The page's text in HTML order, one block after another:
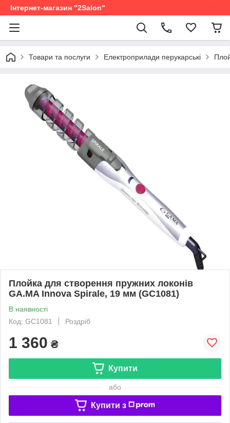
Інтернет-магазин "2Salon"
Товари та послуги Електроприлади перукарські
Плойка для створення пружних локонів
GA.MA Innova Spirale, 19 мм (GC1081)
В наявності
Код: GC1081
Роздріб
1 360 ₴
Купити
або
Купити з